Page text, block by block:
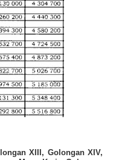
XIII, Golongan XIV,